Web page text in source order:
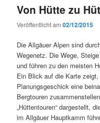
Von Hütte zu
Veröffentlicht am02/12/2015
Die Allgäuer Alpen sind
Wegenetz. Die Wege,
und führen zu den meisten
Ein Blick auf die Karte
Planungsgeschick eine
Bergtouren
„Hüttentouren“ dargestellt,
im Allgäuer Hauptkamm